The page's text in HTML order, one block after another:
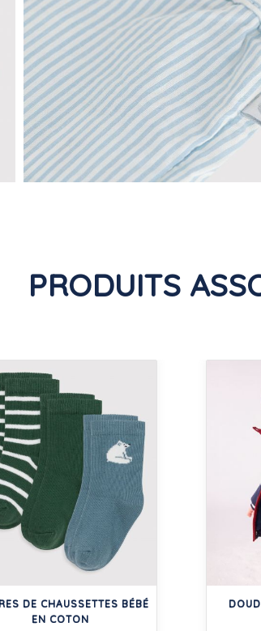
PRODUITS
DE CHAUSSETTES BÉBÉ
EN COTON